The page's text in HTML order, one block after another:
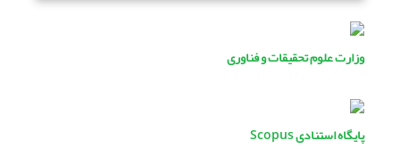
وزارت علوم تحقیقات و فناوری
پایگاه استنادی Scopus